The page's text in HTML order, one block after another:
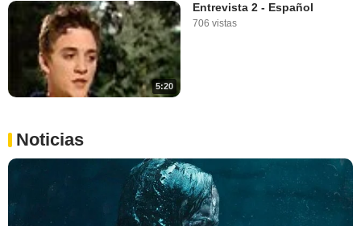
5:20
Entrevista 2 - Español
706 vistas
Noticias